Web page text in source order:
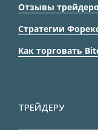
Отзывы
Стратегии
Как торговать
ТРЕЙДЕРУ